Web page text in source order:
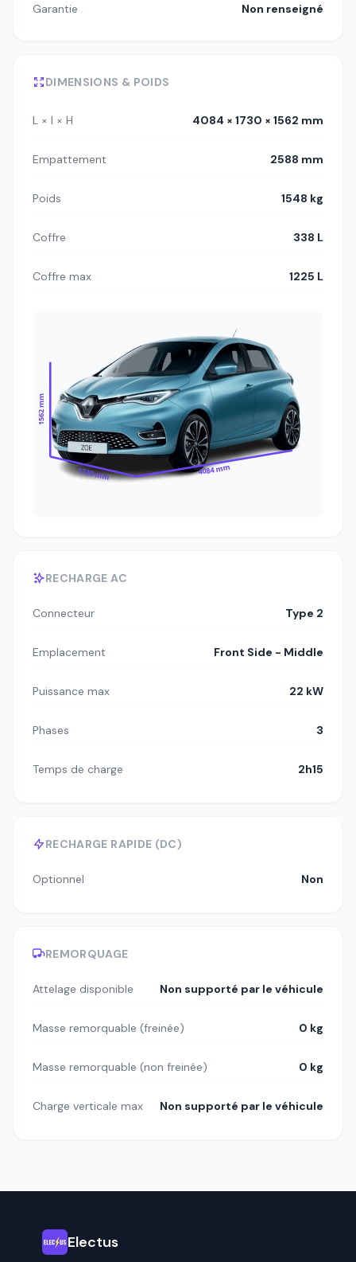
Garantie Non renseigné
DIMENSIONS & POIDS
L × l × H 4084 × 1730 × 1562 mm
Empattement 2588 mm
Poids 1548 kg
Coffre 338 L
Coffre max 1225 L
1562 mm
1730 mm 4084 mm
RECHARGE AC
Connecteur Type 2
Emplacement Front Side - Middle
Puissance max 22 kW
Phases 3
Temps de charge 2h15
RECHARGE RAPIDE (DC)
Optionnel Non
REMORQUAGE
Attelage disponible Non supporté par le véhicule
Masse remorquable (freinée) 0 kg
Masse remorquable (non freinée) 0 kg
Charge verticale max Non supporté par le véhicule
Electus